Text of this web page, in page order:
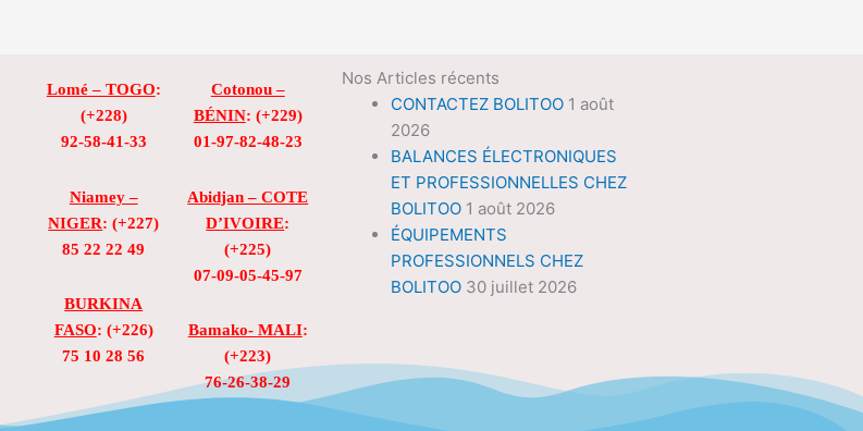
Lomé – TOGO:
(+228)
92-58-41-33
Niamey –
NIGER: (+227)
85 22 22 49
BURKINA
FASO: (+226)
75 10 28 56
Cotonou –
BÉNIN: (+229)
01-97-82-48-23
Abidjan – COTE
D’IVOIRE:
(+225)
07-09-05-45-97
Bamako- MALI:
(+223)
76-26-38-29
Nos Articles récents
CONTACTEZ BOLITOO 1 août
2026
BALANCES ÉLECTRONIQUES
ET PROFESSIONNELLES CHEZ
BOLITOO 1 août 2026
ÉQUIPEMENTS
PROFESSIONNELS CHEZ
BOLITOO 30 juillet 2026